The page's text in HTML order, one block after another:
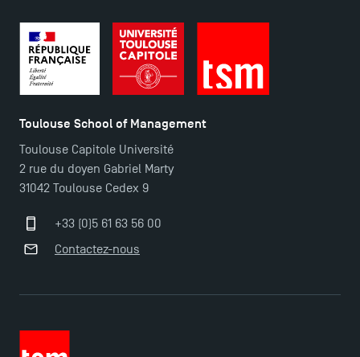
Toulouse School of Management
Toulouse Capitole Université
2 rue du doyen Gabriel Marty
31042 Toulouse Cedex 9
+33 (0)5 61 63 56 00
Contactez-nous